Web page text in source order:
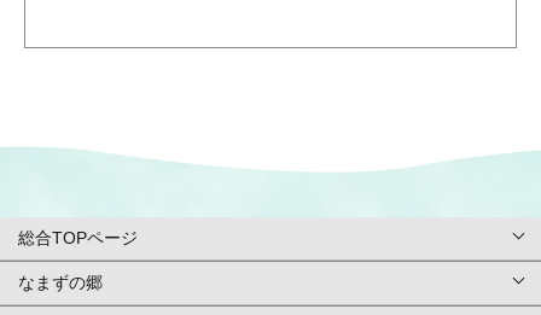
総合TOPページ
総合TOPページ
なまずの郷